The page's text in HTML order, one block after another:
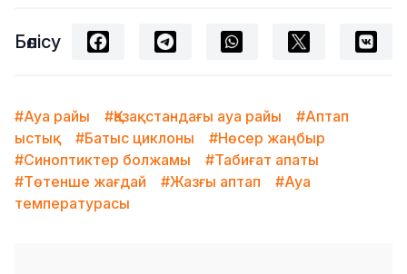
Бөлісу
#Ауа райы #Қазақстандағы ауа райы
#Аптап
ыстық
#Батыс циклоны
#Нөсер жаңбыр
#Синоптиктер болжамы
#Табиғат апаты
#Төтенше жағдай
#Жазғы аптап
#Ауа
температурасы